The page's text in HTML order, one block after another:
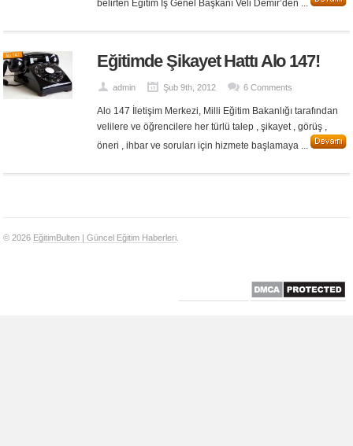
belirten Eğitim İş Genel Başkanı Veli Demir’den ...
Eğitimde Şikayet Hattı Alo 147!
admin Şub 9th, 2012 6 Comments
Alo 147 İletişim Merkezi, Milli Eğitim Bakanlığı tarafından
velilere ve öğrencilere her türlü talep , şikayet , görüş ,
öneri , ihbar ve soruları için hizmete başlamaya ...
© 2026 EğitimBulten | Güncel Eğitim Haberleri